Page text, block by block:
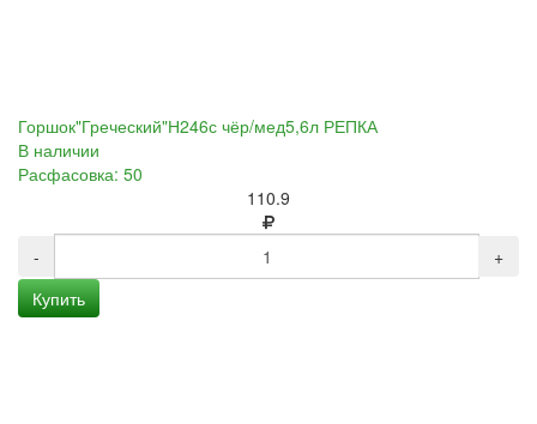
Горшок"Греческий"Н246с чёр/мед5,6л РЕПКА
В наличии
Расфасовка: 50
110.9
-
+
Купить